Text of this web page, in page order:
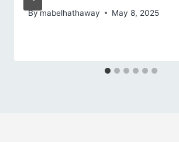
Bymabelhathaway May 8, 2025